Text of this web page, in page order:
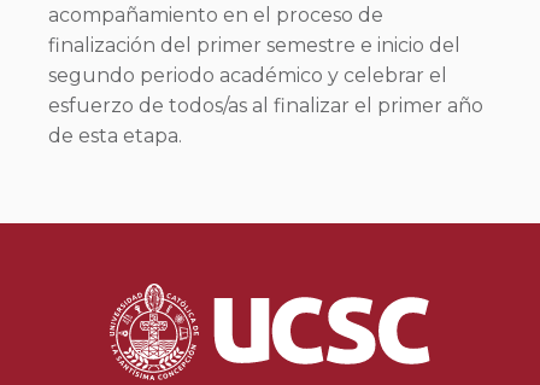
acompañamiento en el proceso de
finalización del primer semestre e inicio del
segundo periodo académico y celebrar el
esfuerzo de todos/as al finalizar el primer año
de esta etapa.